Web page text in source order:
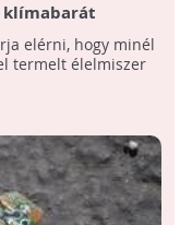
klímabarát
Greenpeace
elérni, hogy minél
termelt élelmiszer